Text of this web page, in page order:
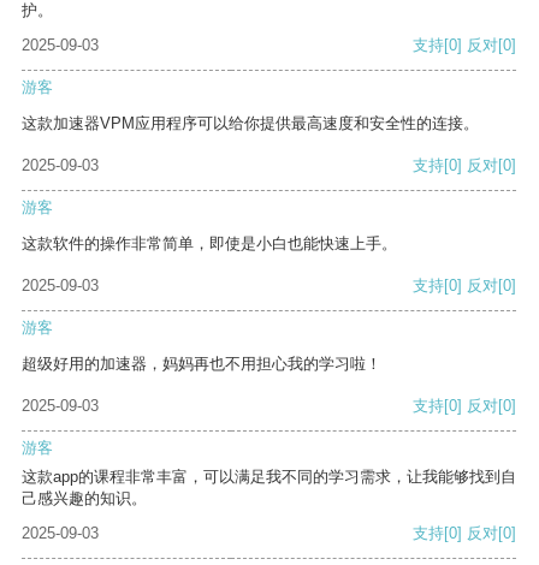
护。
2025-09-03
支持[0] 反对[0]
游客
这款加速器VPM应用程序可以给你提供最高速度和安全性的连接。
2025-09-03 支持[0] 反对[0]
游客
这款软件的操作非常简单，即使是小白也能快速上手。
2025-09-03 支持[0] 反对[0]
游客
超级好用的加速器，妈妈再也不用担心我的学习啦！
2025-09-03 支持[0] 反对[0]
游客
这款app的课程非常丰富，可以满足我不同的学习需求，让我能够找到自
己感兴趣的知识。
2025-09-03
支持[0] 反对[0]